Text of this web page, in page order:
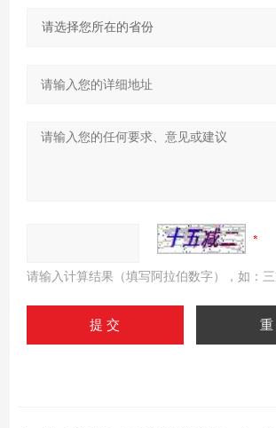
请输入计算结果（填写阿拉伯数字），如：